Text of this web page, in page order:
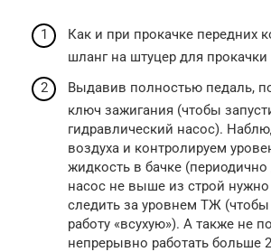
Как и при прокачке передних
шланг на штуцер для прокачки
Выдавив полностью педаль,
ключ зажигания (чтобы
гидравлический насос).
воздуха и контролируем
жидкость в бачке
насос не выше из строй
следить за уровнем ТЖ (чтобы
работу «всухую»). А также не
непрерывно работать больше